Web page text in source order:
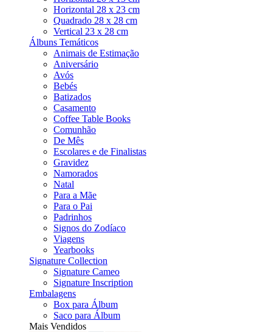
Horizontal 28 x 23 cm
Quadrado 28 x 28 cm
Vertical 23 x 28 cm
Álbuns Temáticos
Animais de Estimação
Aniversário
Avós
Bebés
Batizados
Casamento
Coffee Table Books
Comunhão
De Mês
Escolares e de Finalistas
Gravidez
Namorados
Natal
Para a Mãe
Para o Pai
Padrinhos
Signos do Zodíaco
Viagens
Yearbooks
Signature Collection
Signature Cameo
Signature Inscription
Embalagens
Box para Álbum
Saco para Álbum
Mais Vendidos